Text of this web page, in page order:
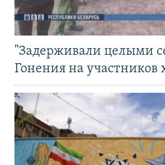
"Задерживали целыми
Гонения на участников